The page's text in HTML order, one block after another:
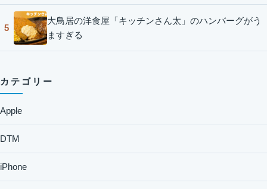
5
大鳥居の洋食屋「キッチンさん太」のハンバーグがう
ますぎる
カテゴリー
Apple
DTM
iPhone